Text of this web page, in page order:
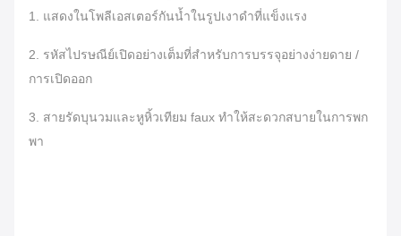
1. แสดงในโพลีเอสเตอร์กันน้ำในรูปเงาดำที่แข็งแรง
2. รหัสไปรษณีย์เปิดอย่างเต็มที่สำหรับการบรรจุอย่างง่ายดาย /
การเปิดออก
3. สายรัดบุนวมและหูหิ้วเทียม faux ทำให้สะดวกสบายในการพก
พา